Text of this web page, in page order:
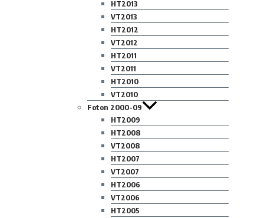
HT2013
VT2013
HT2012
VT2012
HT2011
VT2011
HT2010
VT2010
Foton 2000-09
HT2009
HT2008
VT2008
HT2007
VT2007
HT2006
VT2006
HT2005